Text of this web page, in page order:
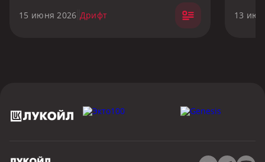
15 июня 2026 Дрифт 13